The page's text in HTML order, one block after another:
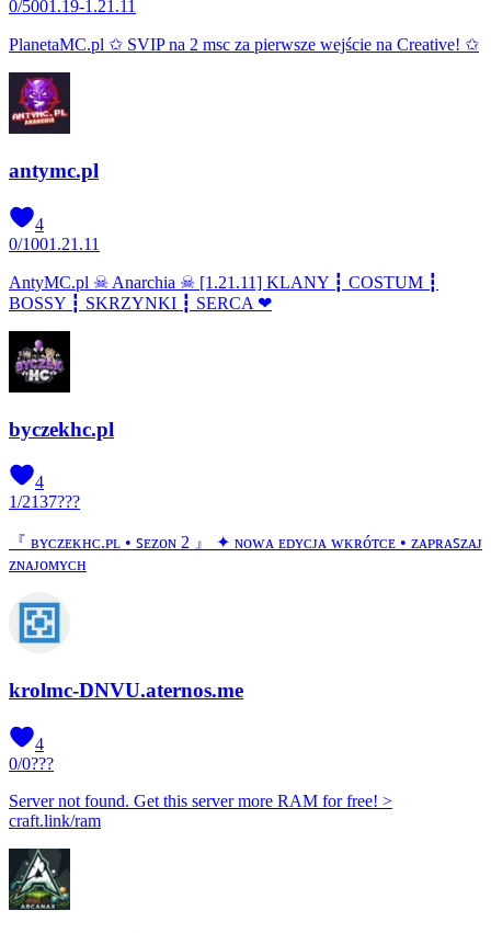
0/5001.19-1.21.11
PlanetaMC.pl ✩ SVIP na 2 msc za pierwsze wejście na Creative! ✩
antymc.pl
4
0/1001.21.11
AntyMC.pl ☠ Anarchia ☠ [1.21.11] KLANY ┇ COSTUM ┇
BOSSY ┇ SKRZYNKI ┇ SERCA ❤
byczekhc.pl
4
1/2137???
『 ʙʏᴄᴢᴇᴋʜᴄ.ᴘʟ • ꜱᴇᴢᴏɴ 2 』 ✦ ɴᴏᴡᴀ ᴇᴅʏᴄᴊᴀ ᴡᴋʀóᴛᴄᴇ • ᴢᴀᴘʀᴀꜱᴢᴀᴊ
ᴢɴᴀᴊᴏᴍʏᴄʜ
krolmc-DNVU.aternos.me
4
0/0???
Server not found. Get this server more RAM for free! >
craft.link/ram